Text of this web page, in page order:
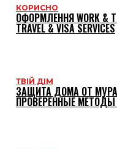
КОРИСНО
ОФОРМЛЕННЯ WORK &
TRAVEL & VISA SERVICES
ТВІЙ ДІМ
ЗАЩИТА ДОМА ОТ
ПРОВЕРЕННЫЕ